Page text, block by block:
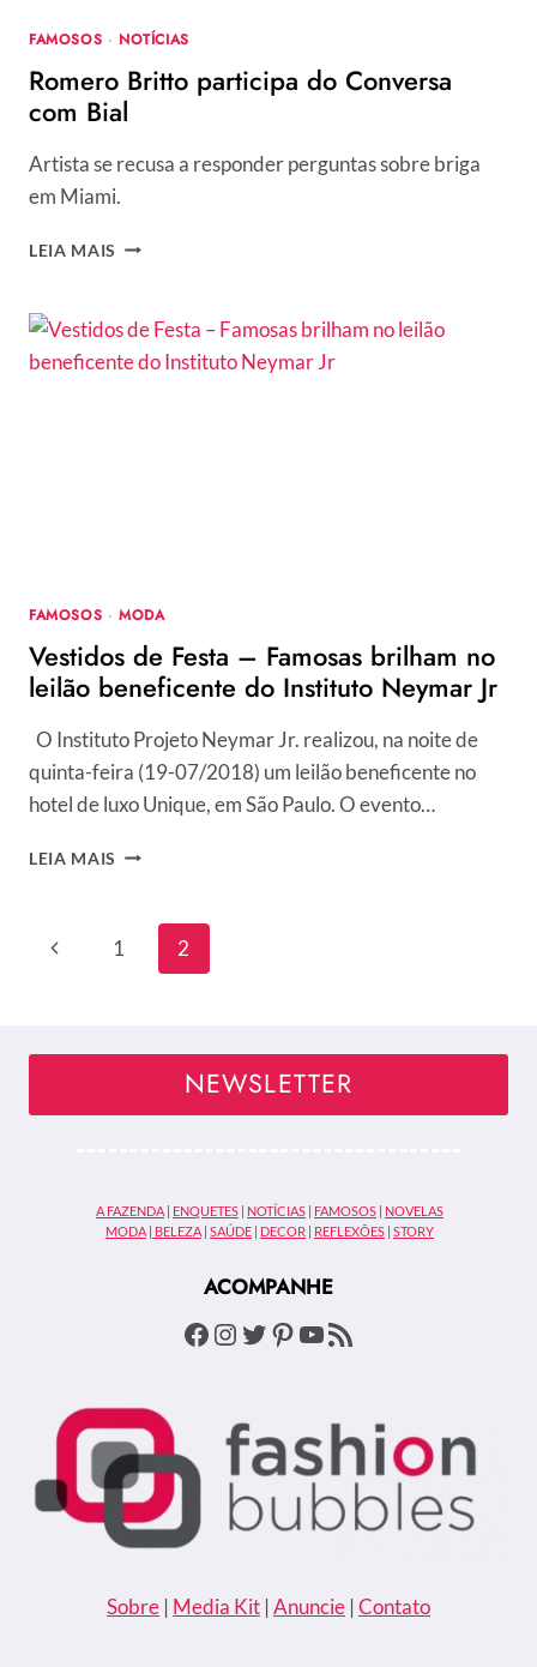
FAMOSOS · NOTÍCIAS
Romero Britto participa do Conversa
com Bial
Artista se recusa a responder perguntas sobre briga
em Miami.
LEIA MAIS ROMERO
DO
COM
FAMOSOS · MODA
Vestidos de Festa – Famosas brilham no
leilão beneficente do Instituto Neymar Jr
O Instituto Projeto Neymar Jr. realizou, na noite de
quinta-feira (19-07/2018) um leilão beneficente no
hotel de luxo Unique, em São Paulo. O evento…
LEIA MAIS VESTIDOS
FAMOSAS
BRILHAM
BENEFICENTE
Navegação
Página
1 2
NEWSLETTER
A FAZENDA | ENQUETES | NOTÍCIAS | FAMOSOS | NOVELAS
MODA | BELEZA | SAÚDE | DECOR | REFLEXÕES | STORY
ACOMPANHE
Facebook
Instagram
Twitter
Pinterest
Youtube
Feed RSS
Sobre | Media Kit | Anuncie | Contato